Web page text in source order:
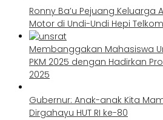
Ronny Ba’u Pejuang Keluarga
Motor di Undi-Undi Hepi
Membanggakan Mahasiswa
PKM 2025 dengan Hadirkan
2025
Gubernur: Anak-anak Kita
Dirgahayu HUT RI ke-80